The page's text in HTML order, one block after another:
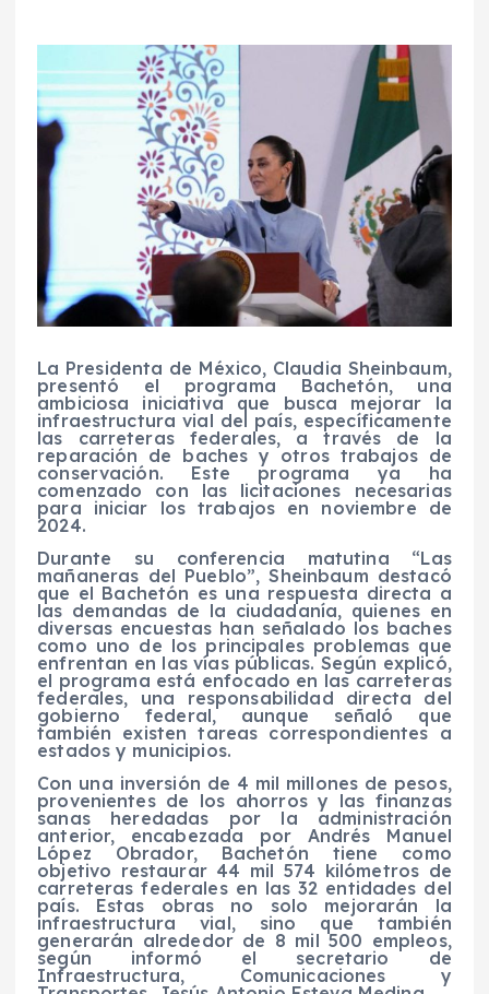
La Presidenta de México, Claudia Sheinbaum,
presentó el programa Bachetón, una
ambiciosa iniciativa que busca mejorar la
infraestructura vial del país, específicamente
las carreteras federales, a través de la
reparación de baches y otros trabajos de
conservación. Este programa ya ha
comenzado con las licitaciones necesarias
para iniciar los trabajos en noviembre de
2024.
Durante su conferencia matutina “Las
mañaneras del Pueblo”, Sheinbaum destacó
que el Bachetón es una respuesta directa a
las demandas de la ciudadanía, quienes en
diversas encuestas han señalado los baches
como uno de los principales problemas que
enfrentan en las vías públicas. Según explicó,
el programa está enfocado en las carreteras
federales, una responsabilidad directa del
gobierno federal, aunque señaló que
también existen tareas correspondientes a
estados y municipios.
Con una inversión de 4 mil millones de pesos,
provenientes de los ahorros y las finanzas
sanas heredadas por la administración
anterior, encabezada por Andrés Manuel
López Obrador, Bachetón tiene como
objetivo restaurar 44 mil 574 kilómetros de
carreteras federales en las 32 entidades del
país. Estas obras no solo mejorarán la
infraestructura vial, sino que también
generarán alrededor de 8 mil 500 empleos,
según informó el secretario de
Infraestructura, Comunicaciones y